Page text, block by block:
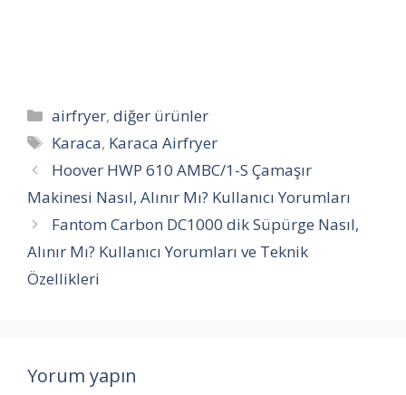
Kategoriler
airfryer,diğer ürünler
Etiketler
Karaca, Karaca Airfryer
Hoover HWP 610 AMBC/1-S Çamaşır
Makinesi Nasıl, Alınır Mı? Kullanıcı Yorumları
Fantom Carbon DC1000 dik Süpürge Nasıl,
Alınır Mı? Kullanıcı Yorumları ve Teknik
Özellikleri
Yorum yapın